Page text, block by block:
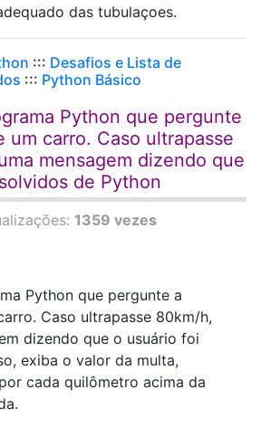
das tubulaçoes.
::: Desafios e Lista de
::: Python Básico
Python que pergunte
um carro. Caso ultrapasse
mensagem dizendo que
de Python
1359 vezes
Python que pergunte a
Caso ultrapasse 80km/h,
dizendo que o usuário foi
exiba o valor da multa,
cada quilômetro acima da